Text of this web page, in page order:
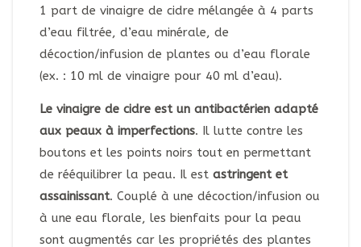
1 part de vinaigre de cidre mélangée à 4 parts
d’eau filtrée, d’eau minérale, de
décoction/infusion de plantes ou d’eau florale
(ex. : 10 ml de vinaigre pour 40 ml d’eau).
Le vinaigre de cidre est un antibactérien adapté
aux peaux à imperfections. Il lutte contre les
boutons et les points noirs tout en permettant
de rééquilibrer la peau. Il est astringent et
assainissant. Couplé à une décoction/infusion ou
à une eau florale, les bienfaits pour la peau
sont augmentés car les propriétés des plantes